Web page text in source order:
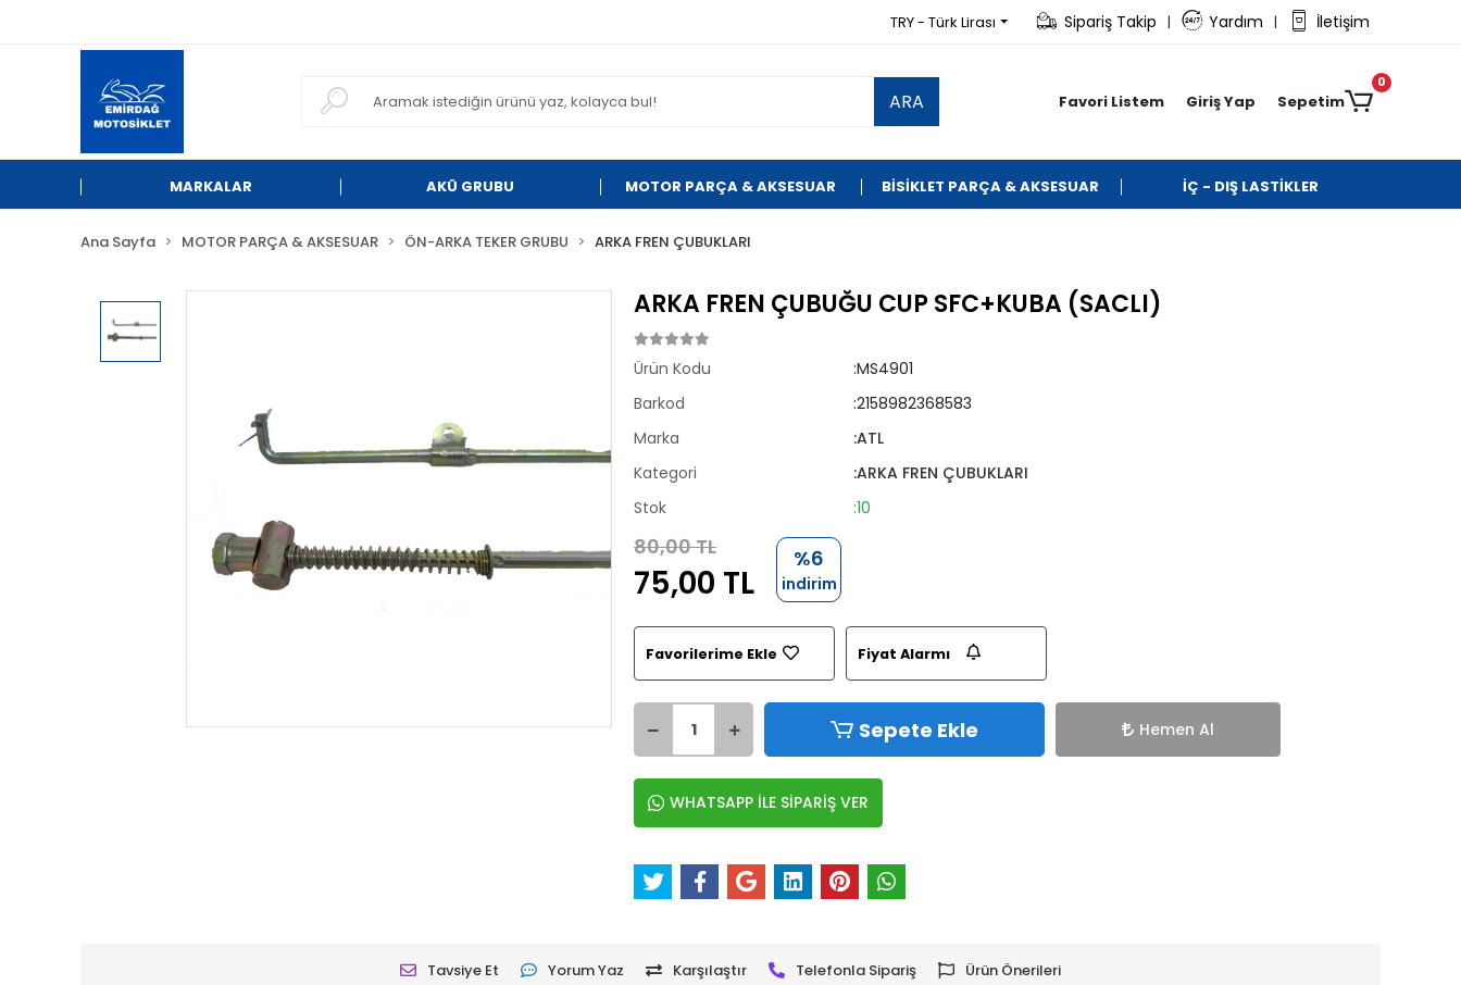
TRY - Türk Lirası Sipariş Takip | Yardım | İletişim
ARA Favori Listem Giriş Yap Sepetim
0
MARKALAR AKÜ GRUBU MOTOR PARÇA & AKSESUAR BİSİKLET PARÇA & AKSESUAR İÇ - DIŞ LASTİKLER
Ana Sayfa MOTOR PARÇA & AKSESUAR ÖN-ARKA TEKER GRUBU ARKA FREN ÇUBUKLARI
ARKA FREN ÇUBUĞU CUP SFC+KUBA (SACLI)
Ürün Kodu
:MS4901
Barkod
:2158982368583
Marka
:ATL
Kategori
:ARKA FREN ÇUBUKLARI
Stok
:10
80,00 TL
75,00 TL
%6
indirim
Favorilerime Ekle Fiyat Alarmı
Sepete Ekle Hemen Al
WHATSAPP İLE SİPARİŞ VER
Tavsiye Et Yorum Yaz Karşılaştır Telefonla Sipariş Ürün Önerileri